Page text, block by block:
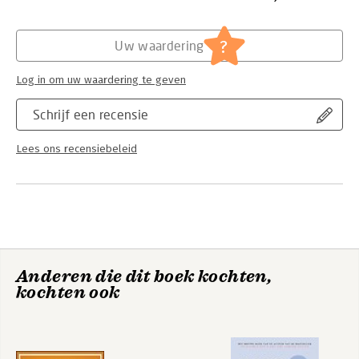
The Little Book of
Schrijf een recensie
Lees ons recensiebeleid
Uw waardering ?
Log in om uw waardering te geven
Anderen die dit boek kochten,
kochten ook